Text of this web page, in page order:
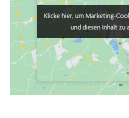
Klicke hier, um Marketing-
und diesen Inhalt zu
Klicke hier, um Marketing-
und diesen Inhalt zu